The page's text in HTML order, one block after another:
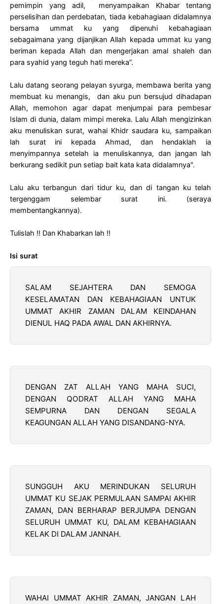
pemimpin yang adil, menyampaikan Khabar tentang
perselisihan dan perdebatan, tiada kebahagiaan didalamnya
bersama ummat ku yang dipenuhi kebahagiaan
sebagaimana yang dijanjikan Allah kepada ummat ku yang
beriman kepada Allah dan mengerjakan amal shaleh dan
para syahid yang teguh hati mereka”.
Lalu datang seorang pelayan syurga, membawa berita yang
membuat ku menangis, dan aku pun bersujud dihadapan
Allah, memohon agar dapat menjumpai para pembesar
Islam di dunia, dalam mimpi mereka. Lalu Allah mengizinkan
aku menuliskan surat, wahai Khidr saudara ku, sampaikan
lah surat ini kepada Ahmad, dan hendaklah ia
menyimpannya setelah ia menuliskannya, dan jangan lah
berkurang sedikit pun setiap bait kata kata didalamnya".
Lalu aku terbangun dari tidur ku, dan di tangan ku telah
tergenggam selembar surat ini. (seraya
membentangkannya).
Tulislah !! Dan Khabarkan lah !!
Isi surat
SALAM SEJAHTERA DAN SEMOGA
KESELAMATAN DAN KEBAHAGIAAN UNTUK
UMMAT AKHIR ZAMAN DALAM KEINDAHAN
DIENUL HAQ PADA AWAL DAN AKHIRNYA.
DENGAN ZAT ALLAH YANG MAHA SUCI,
DENGAN QODRAT ALLAH YANG MAHA
SEMPURNA DAN DENGAN SEGALA
KEAGUNGAN ALLAH YANG DISANDANG-NYA.
SUNGGUH AKU MERINDUKAN SELURUH
UMMAT KU SEJAK PERMULAAN SAMPAI AKHIR
ZAMAN, DAN BERHARAP BERJUMPA DENGAN
SELURUH UMMAT KU, DALAM KEBAHAGIAAN
KELAK DI DALAM JANNAH.
WAHAI UMMAT AKHIR ZAMAN, JANGAN LAH